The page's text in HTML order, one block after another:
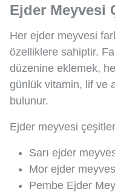
Ejder Meyvesi
Her ejder meyvesi
özelliklere sahiptir.
düzenine eklemek,
günlük vitamin, lif ve
bulunur.
Ejder meyvesi
Sarı ejder
Mor ejder
Pembe Ejder